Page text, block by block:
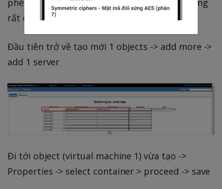
phép chúng ta làm như vậy. Các bước làm cũng
rất đơn giản.
Đầu tiên trở về tạo mới 1 objects -> add more ->
add 1 server
Đi tới object (virtual machine 1) vừa tạo ->
Properties -> select container > proceed -> save